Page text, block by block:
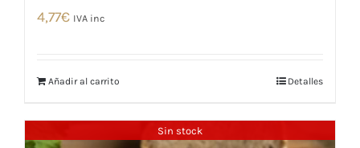
4,77€ IVA inc
Añadir al carrito Detalles
Sin stock